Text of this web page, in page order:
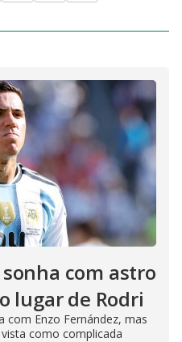
com astro
lugar de Rodri
com Enzo Fernández, mas
como complicada